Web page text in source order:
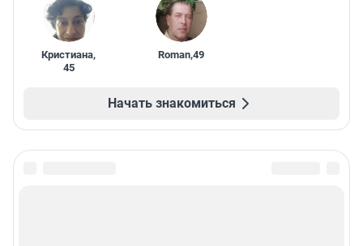
Кристиана,
45
Roman,49
Начать знакомиться